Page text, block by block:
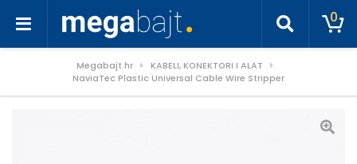
0
Megabajt.hr
KABELI, KONEKTORI I ALAT
NaviaTec Plastic Universal Cable Wire Stripper